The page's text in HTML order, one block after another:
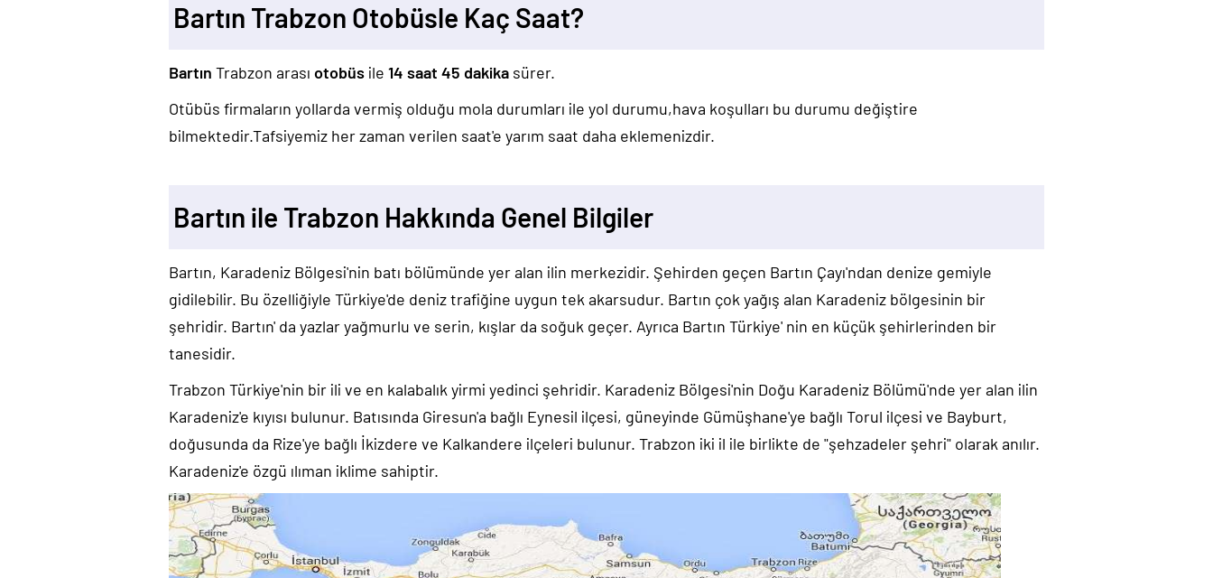
Bartın Trabzon Otobüsle Kaç Saat?
Bartın Trabzon arası otobüs ile 14 saat 45 dakika sürer.
Otübüs firmaların yollarda vermiş olduğu mola durumları ile yol durumu,hava koşulları bu durumu değiştire
bilmektedir.Tafsiyemiz her zaman verilen saat'e yarım saat daha eklemenizdir.
Bartın ile Trabzon Hakkında Genel Bilgiler
Bartın, Karadeniz Bölgesi'nin batı bölümünde yer alan ilin merkezidir. Şehirden geçen Bartın Çayı'ndan denize gemiyle
gidilebilir. Bu özelliğiyle Türkiye'de deniz trafiğine uygun tek akarsudur. Bartın çok yağış alan Karadeniz bölgesinin bir
şehridir. Bartın' da yazlar yağmurlu ve serin, kışlar da soğuk geçer. Ayrıca Bartın Türkiye' nin en küçük şehirlerinden bir
tanesidir.
Trabzon Türkiye'nin bir ili ve en kalabalık yirmi yedinci şehridir. Karadeniz Bölgesi'nin Doğu Karadeniz Bölümü'nde yer alan ilin
Karadeniz'e kıyısı bulunur. Batısında Giresun'a bağlı Eynesil ilçesi, güneyinde Gümüşhane'ye bağlı Torul ilçesi ve Bayburt,
doğusunda da Rize'ye bağlı İkizdere ve Kalkandere ilçeleri bulunur. Trabzon iki il ile birlikte de "şehzadeler şehri" olarak anılır.
Karadeniz'e özgü ılıman iklime sahiptir.